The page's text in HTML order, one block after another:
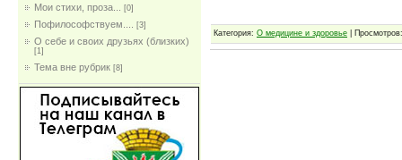
Мои стихи, проза... [0]
Пофилософствуем.... [3]
О себе и своих друзьях (близких)
[1]
Тема вне рубрик [8]
Категория: О медицине и здоровье |